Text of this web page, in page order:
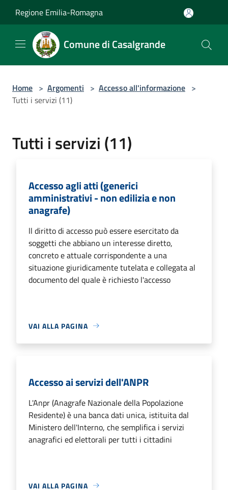
Regione Emilia-Romagna
Comune di Casalgrande
Home > Argomenti > Accesso all'informazione >
Tutti i servizi (11)
Tutti i servizi (11)
Accesso agli atti (generici
amministrativi - non edilizia e non
anagrafe)
ll diritto di accesso può essere esercitato da
soggetti che abbiano un interesse diretto,
concreto e attuale corrispondente a una
situazione giuridicamente tutelata e collegata al
documento del quale è richiesto l'accesso
VAI ALLA PAGINA
Accesso ai servizi dell'ANPR
L'Anpr (Anagrafe Nazionale della Popolazione
Residente) è una banca dati unica, istituita dal
Ministero dell'Interno, che semplifica i servizi
anagrafici ed elettorali per tutti i cittadini
VAI ALLA PAGINA